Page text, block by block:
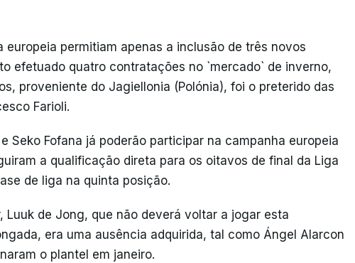
europeia permitiam apenas a inclusão de três novos
efetuado quatro contratações no `mercado` de inverno,
proveniente do Jagiellonia (Polónia), foi o preterido das
Farioli.
Seko Fofana já poderão participar na campanha europeia
a qualificação direta para os oitavos de final da Liga
de liga na quinta posição.
Luuk de Jong, que não deverá voltar a jogar esta
era uma ausência adquirida, tal como Ángel Alarcon
o plantel em janeiro.